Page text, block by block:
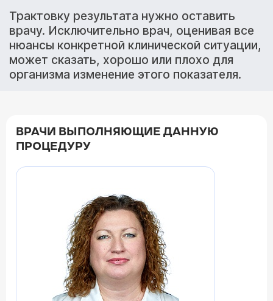
Трактовку результата нужно оставить
врачу. Исключительно врач, оценивая все
нюансы конкретной клинической ситуации,
может сказать, хорошо или плохо для
организма изменение этого показателя.
ВРАЧИ ВЫПОЛНЯЮЩИЕ ДАННУЮ
ПРОЦЕДУРУ